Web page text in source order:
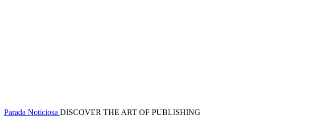
Parada Noticiosa DISCOVER THE ART OF PUBLISHING